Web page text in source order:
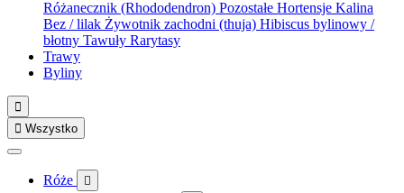
Różanecznik (Rhododendron) Pozostałe Hortensje Kalina
Bez / lilak Żywotnik zachodni (thuja) Hibiscus bylinowy /
błotny Tawuły Rarytasy
Trawy
Byliny

 Wszystko
Róże 